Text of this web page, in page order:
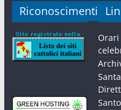
Riconoscimenti